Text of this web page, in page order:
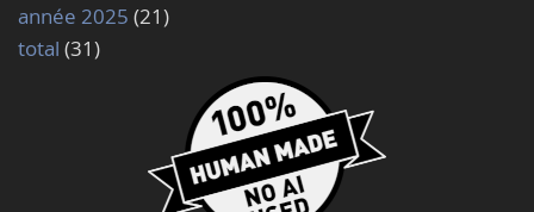
année 2025 (21)
total (31)